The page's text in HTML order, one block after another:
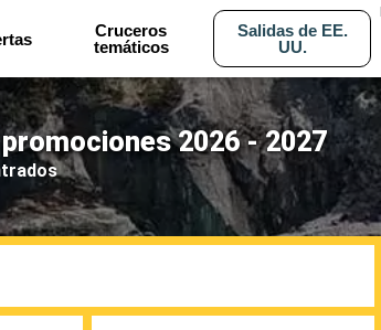
Cruceros
temáticos
Salidas de EE.
UU.
2026 - 2027